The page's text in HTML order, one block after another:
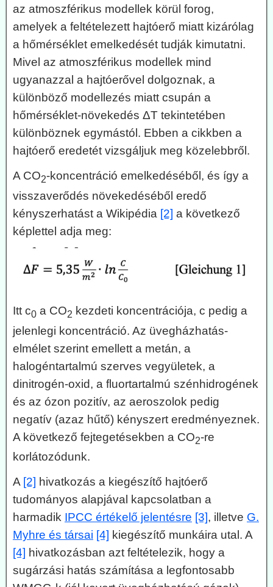
az atmoszférikus modellek körül forog,
amelyek a feltételezett hajtóerő miatt kizárólag
a hőmérséklet emelkedését tudják kimutatni.
Mivel az atmoszférikus modellek mind
ugyanazzal a hajtóerővel dolgoznak, a
különböző modellezés miatt csupán a
hőmérséklet-növekedés ΔT tekintetében
különböznek egymástól. Ebben a cikkben a
hajtóerő eredetét vizsgáljuk meg közelebbről.
A CO2-koncentráció emelkedéséből, és így a
visszaverődés növekedéséből eredő
kényszerhatást a Wikipédia [2] a következő
képlettel adja meg:
Itt c0 a CO2 kezdeti koncentrációja, c pedig a
jelenlegi koncentráció. Az üvegházhatás-
elmélet szerint emellett a metán, a
halogéntartalmú szerves vegyületek, a
dinitrogén-oxid, a fluortartalmú szénhidrogének
és az ózon pozitív, az aeroszolok pedig
negatív (azaz hűtő) kényszert eredményeznek.
A következő fejtegetésekben a CO2-re
korlátozódunk.
A [2] hivatkozás a kiegészítő hajtóerő
tudományos alapjával kapcsolatban a
harmadik IPCC értékelő jelentésre [3], illetve G.
Myhre és társai [4] kiegészítő munkáira utal. A
[4] hivatkozásban azt feltételezik, hogy a
sugárzási hatás számítása a legfontosabb